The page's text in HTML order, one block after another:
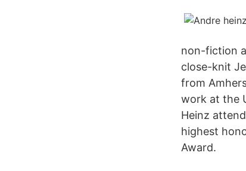
non-fiction
close-knit
from
work at the
Heinz
highest
Award.